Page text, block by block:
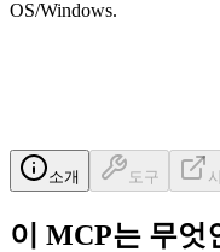
OS/Windows.
소개 도구
이 MCP는 무엇